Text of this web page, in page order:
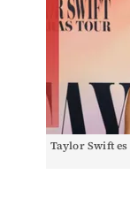
Taylor Swift